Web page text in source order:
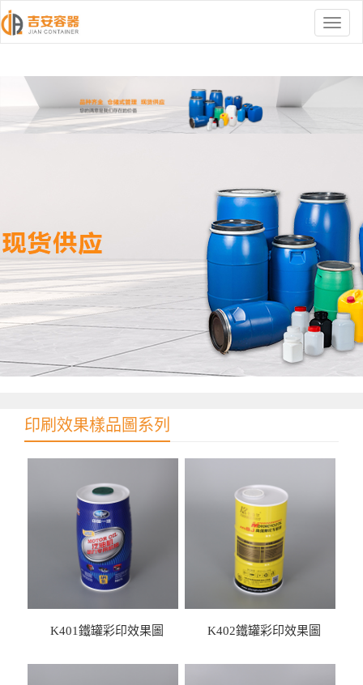
尤物在线观看视频黄负_日本日本乱码伦视频在线_玩中年熟妇视频二区_高清
无码免费中文字幕
印刷效果樣品圖系列
K401鐵罐彩印效果圖 K402鐵罐彩印效果圖